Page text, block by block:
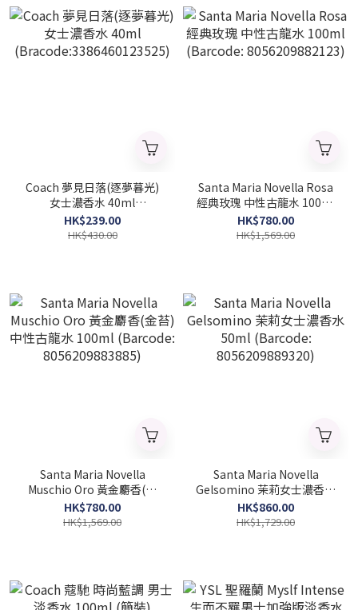
Coach 夢見日落(逐夢暮光)
女士濃香水 40ml
(Bracode:3386460123525)
HK$239.00
HK$430.00
Santa Maria Novella Rosa
經典玫瑰 中性古龍水 100ml
(Barcode: 8056209882123)
HK$780.00
HK$1,569.00
Santa Maria Novella
Muschio Oro 黃金麝香(金
苔) 中性古龍水 100ml
(Barcode: 8056209883885)
HK$780.00
HK$1,569.00
Santa Maria Novella
Gelsomino 茉莉女士濃香水
50ml (Barcode:
8056209889320)
HK$860.00
HK$1,729.00